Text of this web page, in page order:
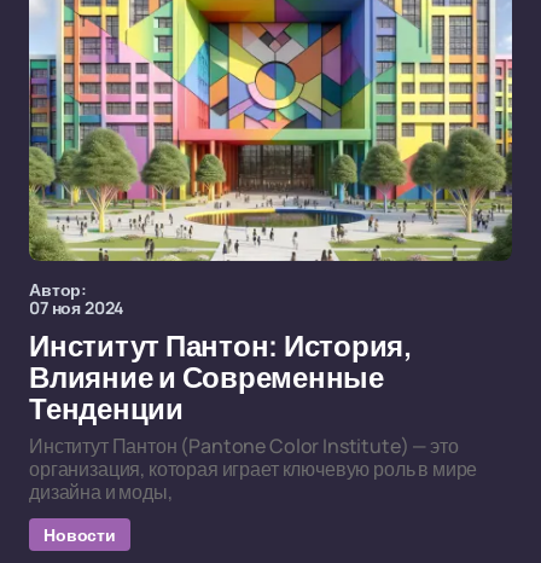
Автор:
07 ноя 2024
Институт Пантон: История,
Влияние и Современные
Тенденции
Институт Пантон (Pantone Color Institute) — это
организация, которая играет ключевую роль в мире
дизайна и моды,
Новости